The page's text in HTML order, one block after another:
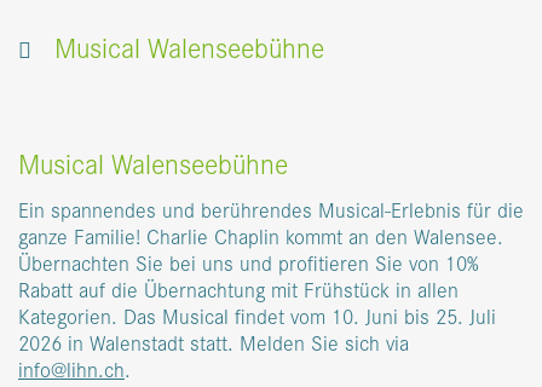
Musical Walenseebühne
Musical Walenseebühne
Ein spannendes und berührendes Musical-Erlebnis für die
ganze Familie! Charlie Chaplin kommt an den Walensee.
Übernachten Sie bei uns und profitieren Sie von 10%
Rabatt auf die Übernachtung mit Frühstück in allen
Kategorien. Das Musical findet vom 10. Juni bis 25. Juli
2026 in Walenstadt statt. Melden Sie sich via
info@lihn.ch.